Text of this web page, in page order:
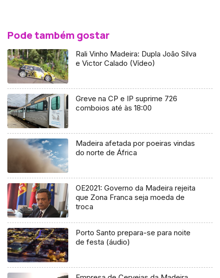
Pode também gostar
Rali Vinho Madeira: Dupla João Silva
e Victor Calado (Vídeo)
Greve na CP e IP suprime 726
comboios até às 18:00
Madeira afetada por poeiras vindas
do norte de África
OE2021: Governo da Madeira rejeita
que Zona Franca seja moeda de
troca
Porto Santo prepara-se para noite
de festa (áudio)